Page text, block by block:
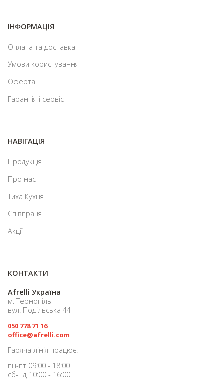
ІНФОРМАЦІЯ
Оплата та доставка
Умови користування
Оферта
Гарантія і сервіс
НАВІГАЦІЯ
Продукція
Про нас
Тиха Кухня
Співпраця
Акції
КОНТАКТИ
Afrelli Україна
м. Тернопіль
вул. Подільська 44
050 778 71 16
office@afrelli.com
Гаряча лінія працює:
пн-пт 09:00 - 18:00
сб-нд 10:00 - 16:00